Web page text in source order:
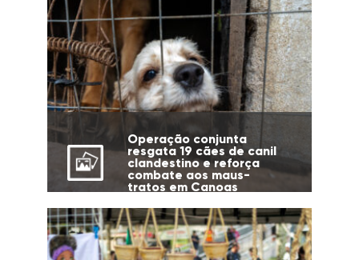
Operação conjunta
resgata 19 cães de canil
clandestino e reforça
combate aos maus-
tratos em Canoas